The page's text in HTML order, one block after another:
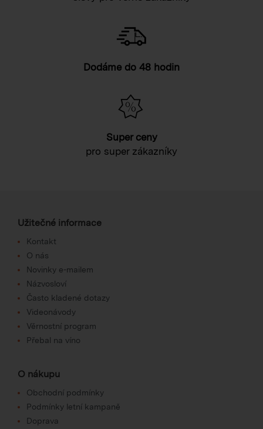
Dodáme do 48 hodin
Super ceny
pro super zákazníky
Užitečné informace
Kontakt
O nás
Novinky e-mailem
Názvosloví
Často kladené dotazy
Videonávody
Věrnostní program
Přebal na víno
O nákupu
Obchodní podmínky
Podmínky letní kampaně
Doprava